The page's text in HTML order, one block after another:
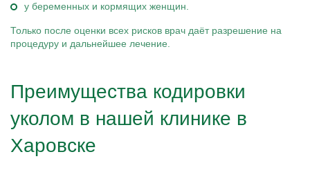
у беременных и кормящих женщин.
Только после оценки всех рисков врач даёт разрешение на
процедуру и дальнейшее лечение.
Преимущества кодировки
уколом в нашей клинике в
Харовске